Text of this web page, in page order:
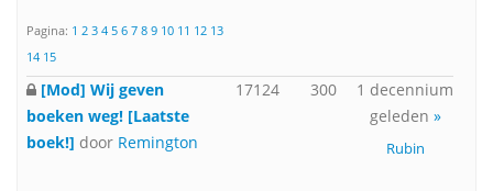
Pagina: 1 2 3 4 5 6 7 8 9 10 11 12 13
14 15
[Mod] Wij geven
boeken weg! [Laatste
boek!] door Remington
17124 300
1 decennium
geleden »
Rubin